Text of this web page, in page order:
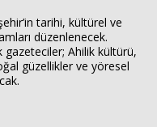
tarihi, kültürel ve
düzenlenecek.
gazeteciler; Ahilik kültürü,
güzellikler ve yöresel